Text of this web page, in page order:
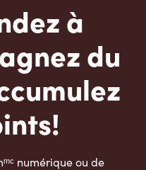
à
du
numérique ou de